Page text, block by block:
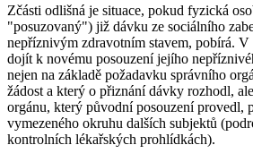
Zčásti odlišná je situace, pokud fyzická
"posuzovaný") již dávku ze sociálního
nepříznivým zdravotním stavem, pobírá. V
dojít k novému posouzení jejího
nejen na základě požadavku správního
žádost a který o přiznání dávky rozhodl,
orgánu, který původní posouzení provedl,
vymezeného okruhu dalších subjektů
kontrolních lékařských prohlídkách).